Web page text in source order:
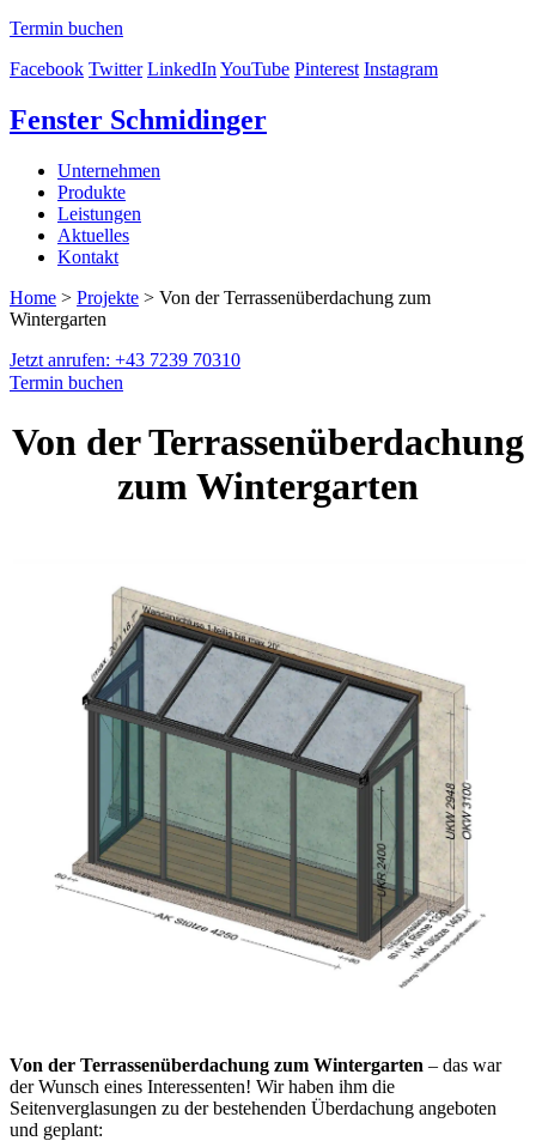
Termin buchen
Facebook Twitter LinkedInYouTube Pinterest Instagram
Fenster Schmidinger
Unternehmen
Produkte
Leistungen
Aktuelles
Kontakt
Home > Projekte > Von der Terrassenüberdachung zum
Wintergarten
Jetzt anrufen: +43 7239 70310
Termin buchen
Von der Terrassenüberdachung
zum Wintergarten
Von der Terrassenüberdachung zum Wintergarten – das war
der Wunsch eines Interessenten! Wir haben ihm die
Seitenverglasungen zu der bestehenden Überdachung angeboten
und geplant: